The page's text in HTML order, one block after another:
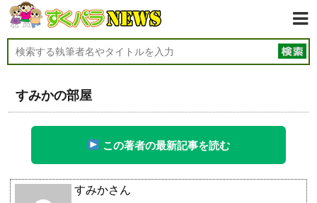
すみかの部屋
この著者の最新記事を読む
すみかさん